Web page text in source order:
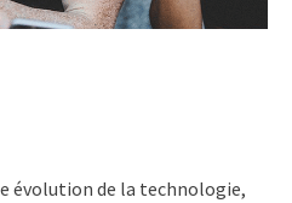
évolution de la technologie,